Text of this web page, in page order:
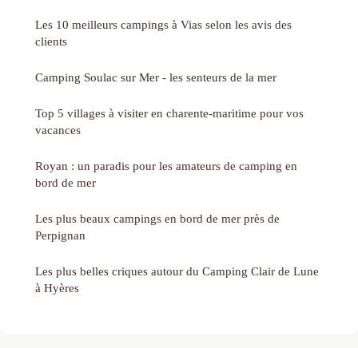
Les 10 meilleurs campings à Vias selon les avis des
clients
Camping Soulac sur Mer - les senteurs de la mer
Top 5 villages à visiter en charente-maritime pour vos
vacances
Royan : un paradis pour les amateurs de camping en
bord de mer
Les plus beaux campings en bord de mer près de
Perpignan
Les plus belles criques autour du Camping Clair de Lune
à Hyères